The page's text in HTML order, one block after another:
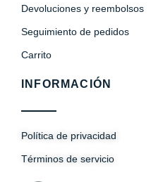
Devoluciones y reembolsos
Seguimiento de pedidos
Carrito
INFORMACIÓN
Política de privacidad
Términos de servicio